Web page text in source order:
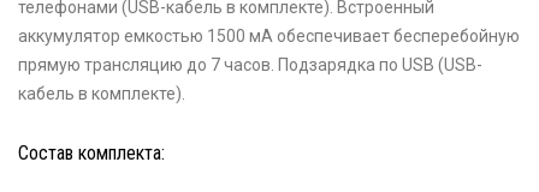
телефонами (USB-кабель в комплекте). Встроенный
аккумулятор емкостью 1500 мА обеспечивает бесперебойную
прямую трансляцию до 7 часов. Подзарядка по USB (USB-
кабель в комплекте).
Состав комплекта: